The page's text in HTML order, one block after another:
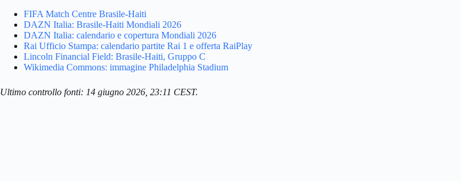
FIFA Match Centre Brasile-Haiti
DAZN Italia: Brasile-Haiti Mondiali 2026
DAZN Italia: calendario e copertura Mondiali 2026
Rai Ufficio Stampa: calendario partite Rai 1 e offerta RaiPlay
Lincoln Financial Field: Brasile-Haiti, Gruppo C
Wikimedia Commons: immagine Philadelphia Stadium
Ultimo controllo fonti: 14 giugno 2026, 23:11 CEST.